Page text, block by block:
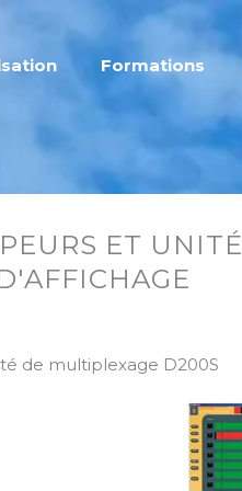
Formations
ET UNITÉ
de multiplexage D200S